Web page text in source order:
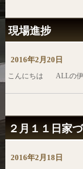
現場進捗
2016年2月20日
こんにちは ALLの
２月１１日家
2016年2月18日